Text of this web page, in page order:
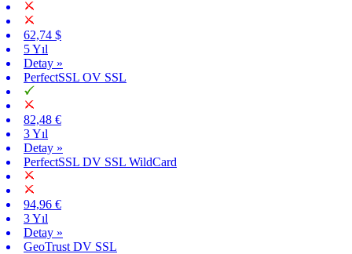
62,74 $
5 Yıl
Detay »
PerfectSSL OV SSL
82,48 €
3 Yıl
Detay »
PerfectSSL DV SSL WildCard
94,96 €
3 Yıl
Detay »
GeoTrust DV SSL